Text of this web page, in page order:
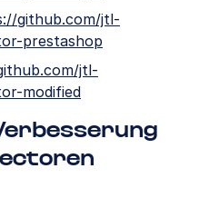
github.com/jtl-
prestashop
jtl-
modified